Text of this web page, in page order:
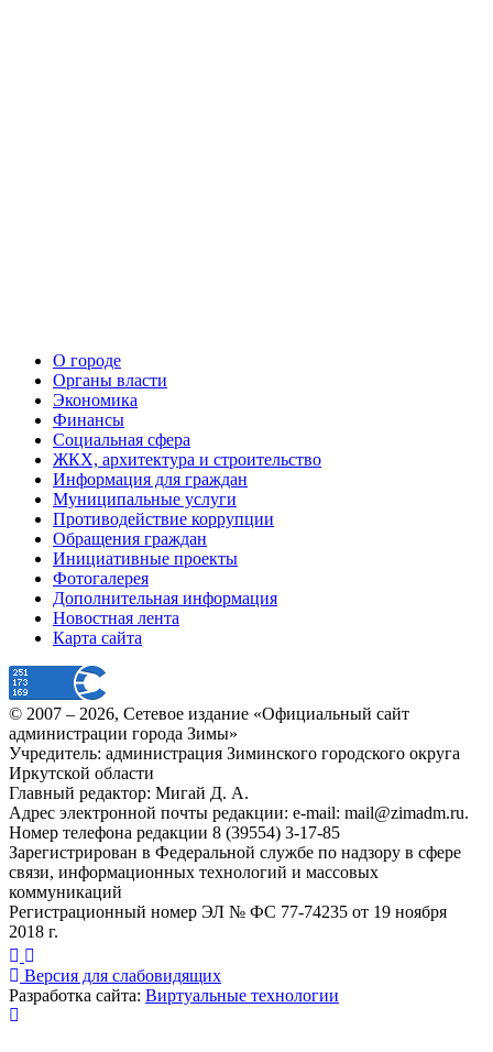
О городе
Органы власти
Экономика
Финансы
Социальная сфера
ЖКХ, архитектура и строительство
Информация для граждан
Муниципальные услуги
Противодействие коррупции
Обращения граждан
Инициативные проекты
Фотогалерея
Дополнительная информация
Новостная лента
Карта сайта
© 2007 – 2026, Сетевое издание «Официальный сайт
администрации города Зимы»
Учредитель: администрация Зиминского городского округа
Иркутской области
Главный редактор: Мигай Д. А.
Адрес электронной почты редакции: e-mail: mail@zimadm.ru.
Номер телефона редакции 8 (39554) 3-17-85
Зарегистрирован в Федеральной службе по надзору в сфере
связи, информационных технологий и массовых
коммуникаций
Регистрационный номер ЭЛ № ФС 77-74235 от 19 ноября
2018 г.
Версия для слабовидящих
Разработка сайта: Виртуальные технологии